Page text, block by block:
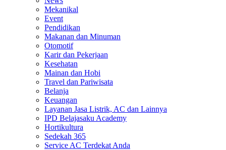
Mekanikal
Event
Pendidikan
Makanan dan Minuman
Otomotif
Karir dan Pekerjaan
Kesehatan
Mainan dan Hobi
Travel dan Pariwisata
Belanja
Keuangan
Layanan Jasa Listrik, AC dan Lainnya
IPD Belajasaku Academy
Hortikultura
Sedekah 365
Service AC Terdekat Anda